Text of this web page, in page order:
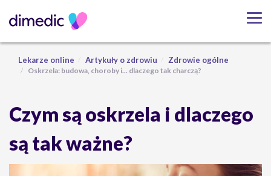
Lekarze online Artykuły o zdrowiu Zdrowie ogólne
Oskrzela: budowa, choroby i... dlaczego tak charczą?
Czym są oskrzela i dlaczego
są tak ważne?